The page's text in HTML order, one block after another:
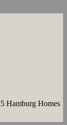
Hamburg Homes